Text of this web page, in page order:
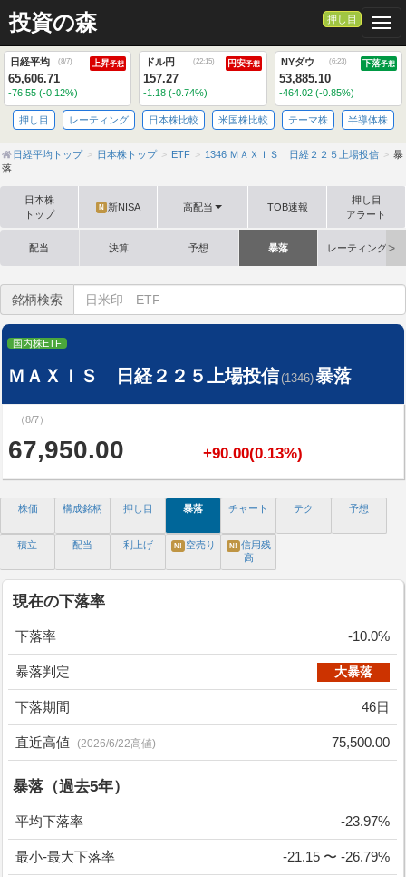
投資の森 押し目
日経平均 (8/7) 上昇予想
65,606.71
-76.55 (-0.12%)
ドル円 (22:15) 円安予想
157.27
-1.18 (-0.74%)
NYダウ (6:23) 下落予想
53,885.10
-464.02 (-0.85%)
押し目 レーティング 日本株比較 米国株比較 テーマ株 半導体株
日経平均トップ 日本株トップ ETF 1346 ＭＡＸＩＳ 日経２２５上場投信
暴
落
日本株
トップ
N 新NISA 高配当 TOB速報
押し目
アラート
配当 決算 予想 暴落 レーティング格
銘柄検索
国内株ETF
ＭＡＸＩＳ 日経２２５上場投信(1346)暴落
（8/7）
67,950.00 +90.00(0.13%)
株価 構成銘柄 押し目 暴落 チャート テク 予想
積立 配当 利上げ N! 空売り N! 信用残
高
現在の下落率
下落率 -10.0%
暴落判定 大暴落
下落期間 46日
直近高値 (2026/6/22高値) 75,500.00
暴落（過去5年）
平均下落率 -23.97%
最小-最大下落率 -21.15 〜 -26.79%